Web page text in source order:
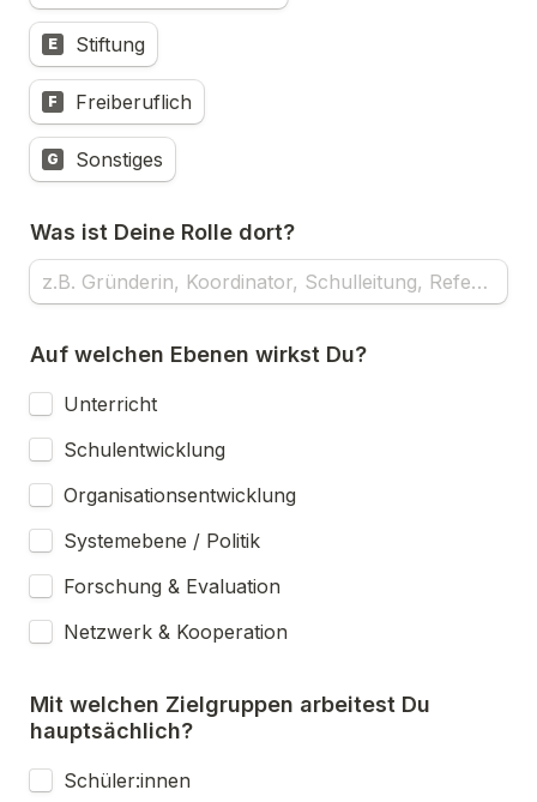
E Stiftung
F Freiberuflich
G Sonstiges
Was ist Deine Rolle dort?
Auf welchen Ebenen wirkst Du?
Unterricht
Schulentwicklung
Organisationsentwicklung
Systemebene / Politik
Forschung & Evaluation
Netzwerk & Kooperation
Mit welchen Zielgruppen arbeitest Du
hauptsächlich?
Schüler:innen